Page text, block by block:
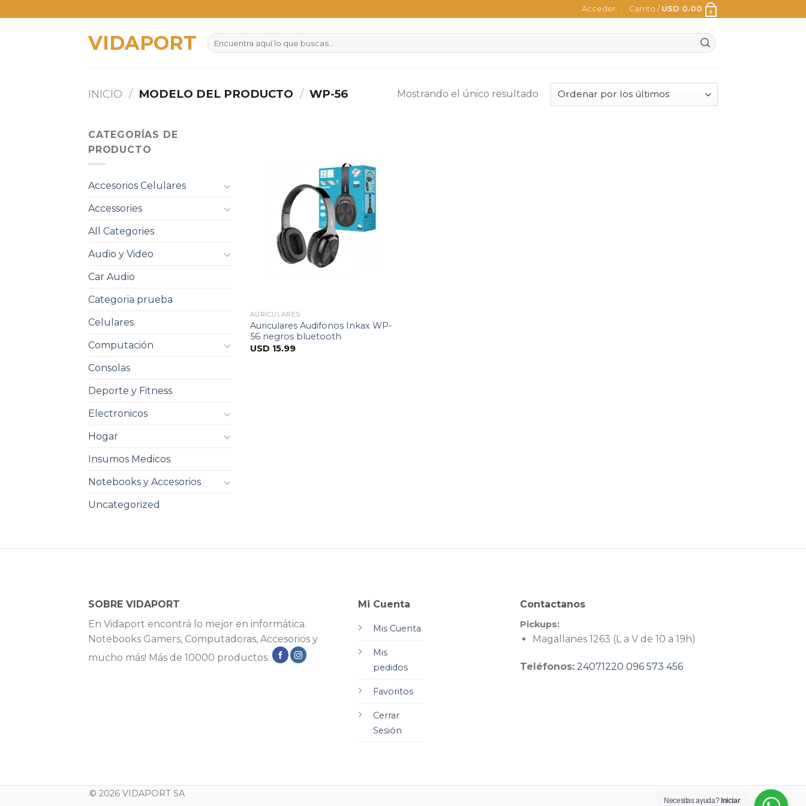
to
Acceder Carrito / USD 0.00 0
VIDAPORT
Buscar
por:
INICIO / MODELO DEL PRODUCTO / WP-56 Mostrando el único resultado
CATEGORÍAS DE
PRODUCTO
Accesorios Celulares
Accessories
All Categories
Audio y Video
Car Audio
Categoria prueba
Celulares
Computación
Consolas
Deporte y Fitness
Electronicos
Hogar
Insumos Medicos
Notebooks y Accesorios
Uncategorized
AURICULARES
Auriculares Audifonos Inkax WP-
56 negros bluetooth
USD 15.99
SOBRE VIDAPORT
En Vidaport encontrá lo mejor en informática.
Notebooks Gamers, Computadoras, Accesorios y
mucho más! Más de 10000 productos.
Mi Cuenta
Mis Cuenta
Mis
pedidos
Favoritos
Cerrar
Sesión
Contactanos
Pickups:
Magallanes 1263 (L a V de 10 a 19h)
Teléfonos: 24071220 096 573 456
© 2026 VIDAPORT SA
Necesitas ayuda? Iniciar